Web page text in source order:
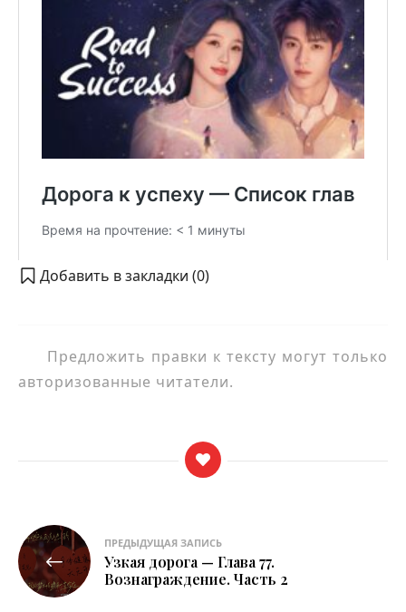
Добавить в закладки (0)
Предложить правки к тексту могут только
авторизованные читатели.
Навигация
по
записям
ПРЕДЫДУЩАЯ ЗАПИСЬ
Узкая дорога — Глава 77.
Вознаграждение. Часть 2